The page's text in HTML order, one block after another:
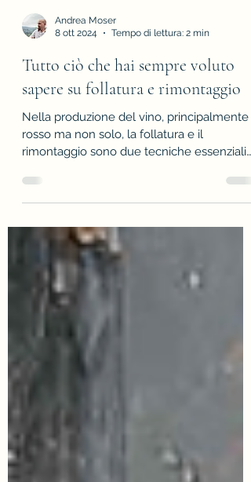
8 ott 2024
Tempo di lettura: 2 min
Tutto ciò che hai sempre voluto
sapere su follatura e rimontaggio
Nella produzione del vino, principalmente
rimontaggio sono due tecniche essenziali
di rimescolamento de